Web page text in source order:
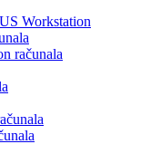
Workstation
računala